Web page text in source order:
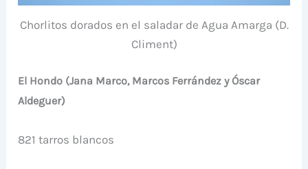
Chorlitos dorados en el saladar de Agua Amarga (D.
Climent)
El Hondo (Jana Marco, Marcos Ferrández y Óscar
Aldeguer)
821 tarros blancos